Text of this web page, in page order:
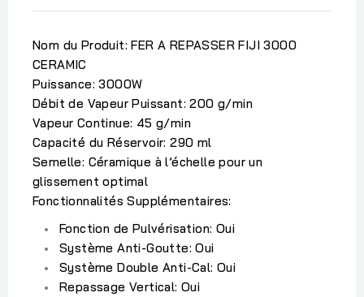
Nom du Produit: FER A REPASSER FIJI 3000
CERAMIC
Puissance: 3000W
Débit de Vapeur Puissant: 200 g/min
Vapeur Continue: 45 g/min
Capacité du Réservoir: 290 ml
Semelle: Céramique à l’échelle pour un
glissement optimal
Fonctionnalités Supplémentaires:
Fonction de Pulvérisation: Oui
Système Anti-Goutte: Oui
Système Double Anti-Cal: Oui
Repassage Vertical: Oui